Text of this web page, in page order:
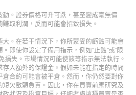
。證券價格可升可跌，甚至變成毫無價
取利潤，反而可能會招致損失。
。在若干情況下，你所蒙受的虧蝕可能會
即使你設定了備用指示，例如“止蝕”或“限
損失。市場情況可能使該等指示無法執行。
入額外的保證金。假如未能在指定的時間
合約可能會被平倉。然而，你仍然要對你
欠數額負責。因此，你在買賣前應研究及